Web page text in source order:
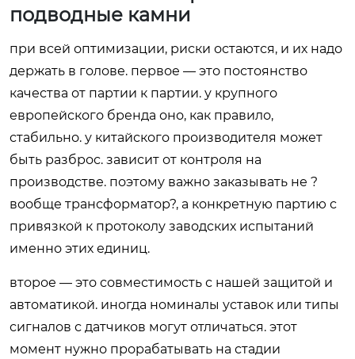
подводные камни
при всей оптимизации, риски остаются, и их надо
держать в голове. первое — это постоянство
качества от партии к партии. у крупного
европейского бренда оно, как правило,
стабильно. у китайского производителя может
быть разброс. зависит от контроля на
производстве. поэтому важно заказывать не ?
вообще трансформатор?, а конкретную партию с
привязкой к протоколу заводских испытаний
именно этих единиц.
второе — это совместимость с нашей защитой и
автоматикой. иногда номиналы уставок или типы
сигналов с датчиков могут отличаться. этот
момент нужно прорабатывать на стадии